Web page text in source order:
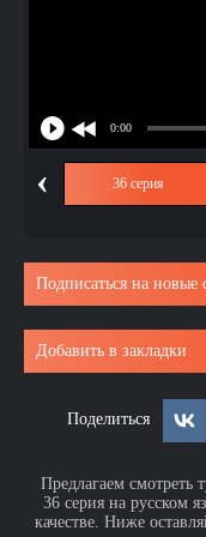
‹ 36 серия
Подписаться на новые
Добавить в закладки
Поделиться
Предлагаем смотреть
36 серия на русском
качестве. Ниже